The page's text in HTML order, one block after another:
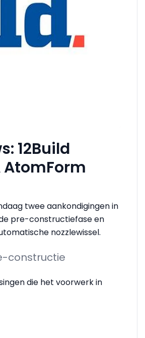
12Build
twee aankondigingen in
de pre-constructiefase en
nozzlewissel.
constructie
die het voorwerk in